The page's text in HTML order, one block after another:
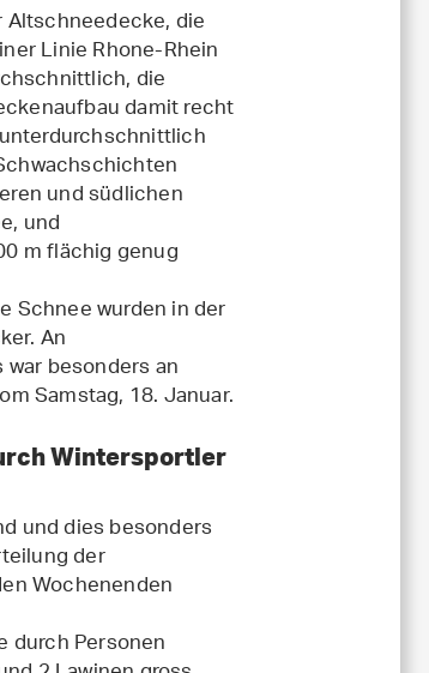
die
Linie Rhone-Rhein
die
damit recht
und südlichen
und
m flächig genug
Schnee wurden in der
An
besonders an
Samstag, 18. Januar.
Wintersportler
und dies besonders
der
Wochenenden
durch Personen